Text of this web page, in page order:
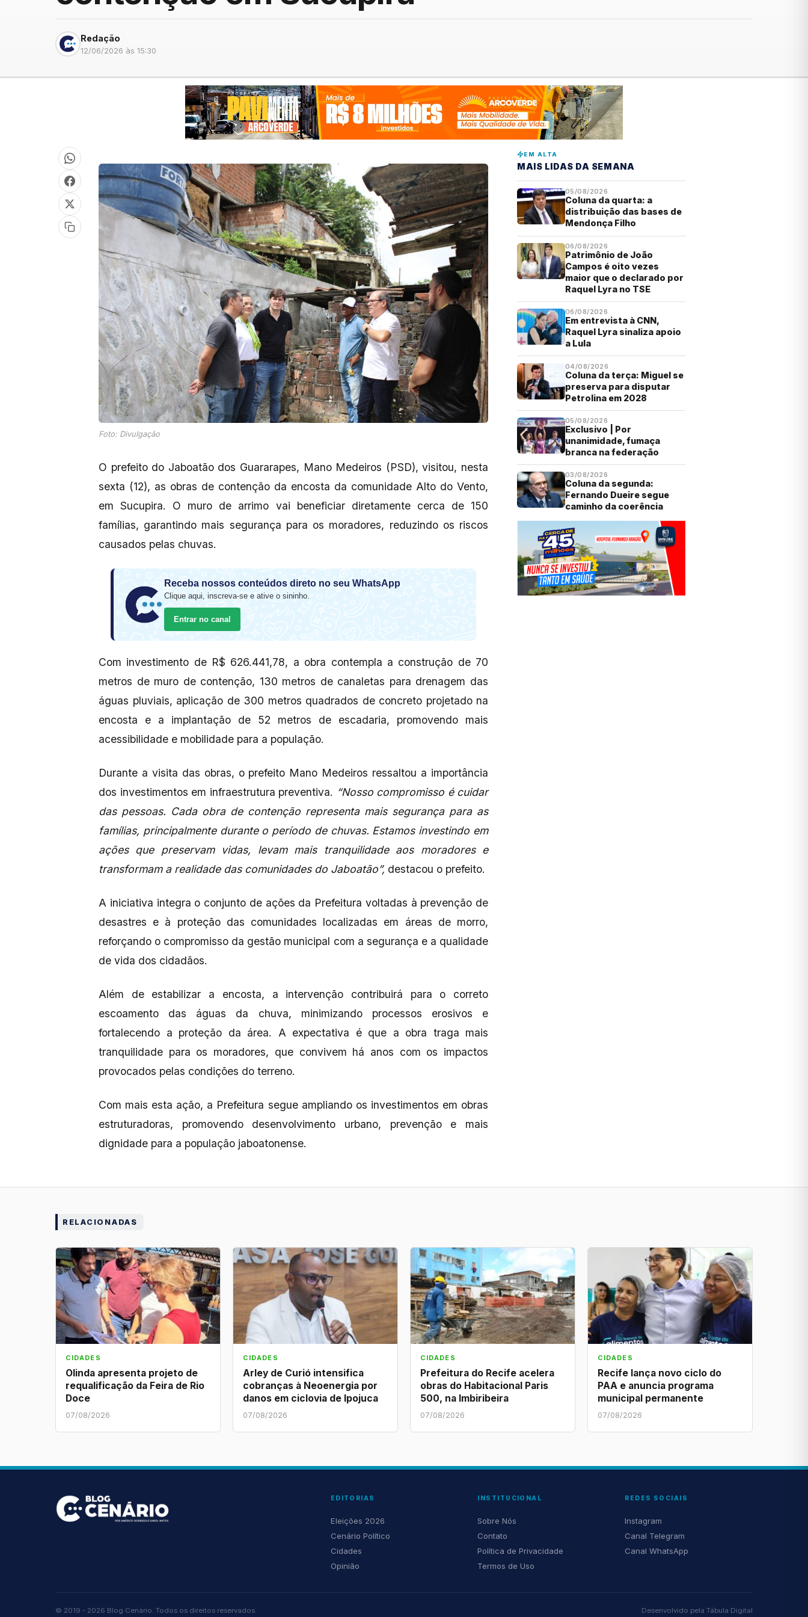
Redação
12/06/2026 às 15:30
Foto: Divulgação
O prefeito do Jaboatão dos Guararapes, Mano Medeiros (PSD), visitou, nesta
sexta (12), as obras de contenção da encosta da comunidade Alto do Vento,
em Sucupira. O muro de arrimo vai beneficiar diretamente cerca de 150
famílias, garantindo mais segurança para os moradores, reduzindo os riscos
causados pelas chuvas.
Receba nossos conteúdos direto no seu WhatsApp
Clique aqui, inscreva-se e ative o sininho.
Entrar no canal
Com investimento de R$ 626.441,78, a obra contempla a construção de 70
metros de muro de contenção, 130 metros de canaletas para drenagem das
águas pluviais, aplicação de 300 metros quadrados de concreto projetado na
encosta e a implantação de 52 metros de escadaria, promovendo mais
acessibilidade e mobilidade para a população.
Durante a visita das obras, o prefeito Mano Medeiros ressaltou a importância
dos investimentos em infraestrutura preventiva. “Nosso compromisso é cuidar
das pessoas. Cada obra de contenção representa mais segurança para as
famílias, principalmente durante o período de chuvas. Estamos investindo em
ações que preservam vidas, levam mais tranquilidade aos moradores e
transformam a realidade das comunidades do Jaboatão”, destacou o prefeito.
A iniciativa integra o conjunto de ações da Prefeitura voltadas à prevenção de
desastres e à proteção das comunidades localizadas em áreas de morro,
reforçando o compromisso da gestão municipal com a segurança e a qualidade
de vida dos cidadãos.
Além de estabilizar a encosta, a intervenção contribuirá para o correto
escoamento das águas da chuva, minimizando processos erosivos e
fortalecendo a proteção da área. A expectativa é que a obra traga mais
tranquilidade para os moradores, que convivem há anos com os impactos
provocados pelas condições do terreno.
Com mais esta ação, a Prefeitura segue ampliando os investimentos em obras
estruturadoras, promovendo desenvolvimento urbano, prevenção e mais
dignidade para a população jaboatonense.
EM ALTA
MAIS LIDAS DA SEMANA
05/08/2026
Coluna da quarta: a
distribuição das bases de
Mendonça Filho
06/08/2026
Patrimônio de João
Campos é oito vezes
maior que o declarado por
Raquel Lyra no TSE
06/08/2026
Em entrevista à CNN,
Raquel Lyra sinaliza apoio
a Lula
04/08/2026
Coluna da terça: Miguel se
preserva para disputar
Petrolina em 2028
05/08/2026
Exclusivo | Por
unanimidade, fumaça
branca na federação
03/08/2026
Coluna da segunda:
Fernando Dueire segue
caminho da coerência
RELACIONADAS
CIDADES
Olinda apresenta projeto de
requalificação da Feira de Rio
Doce
07/08/2026
CIDADES
Arley de Curió intensifica
cobranças à Neoenergia por
danos em ciclovia de Ipojuca
07/08/2026
CIDADES
Prefeitura do Recife acelera
obras do Habitacional Paris
500, na Imbiribeira
07/08/2026
CIDADES
Recife lança novo ciclo do
PAA e anuncia programa
municipal permanente
07/08/2026
EDITORIAS
Eleições 2026
Cenário Político
Cidades
Opinião
INSTITUCIONAL
Sobre Nós
Contato
Política de Privacidade
Termos de Uso
REDES SOCIAIS
Instagram
Canal Telegram
Canal WhatsApp
© 2019 - 2026 Blog Cenário. Todos os direitos reservados. Desenvolvido pela Tábula Digital